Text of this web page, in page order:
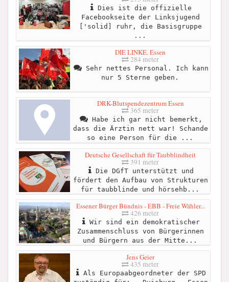
Dies ist die offizielle
Facebookseite der Linksjugend
['solid] ruhr, die Basisgruppe
...
DIE LINKE. Essen
284 meter
Sehr nettes Personal. Ich kann
nur 5 Sterne geben.
DRK-Blutspendezentrum Essen
365 meter
Habe ich gar nicht bemerkt,
dass die Ärztin nett war! Schande
so eine Person für die ...
Deutsche Gesellschaft für Taubblindheit
391 meter
Die DGfT unterstützt und
fördert den Aufbau von Strukturen
für taubblinde und hörsehb...
Essener Bürger Bündnis - EBB - Freie Wähler...
426 meter
Wir sind ein demokratischer
Zusammenschluss von Bürgerinnen
und Bürgern aus der Mitte...
Jens Geier
435 meter
Als Europaabgeordneter der SPD